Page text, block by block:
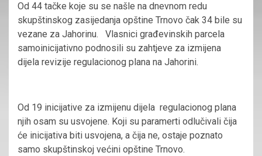
Od 44 tačke koje su se našle na dnevnom redu
skupštinskog zasijedanja opštine Trnovo čak 34 bile su
vezane za Jahorinu. Vlasnici građevinskih parcela
samoinicijativno podnosili su zahtjeve za izmijena
dijela revizije regulacionog plana na Jahorini.
Od 19 inicijative za izmijenu dijela regulacionog plana
njih osam su usvojene. Koji su paramerti odlučivali čija
će inicijativa biti usvojena, a čija ne, ostaje poznato
samo skupštinskoj većini opštine Trnovo.